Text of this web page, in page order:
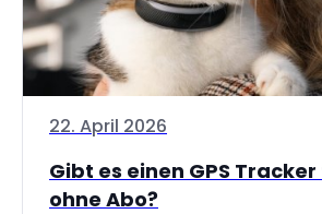
22. April 2026
Gibt es einen GPS
ohne Abo?